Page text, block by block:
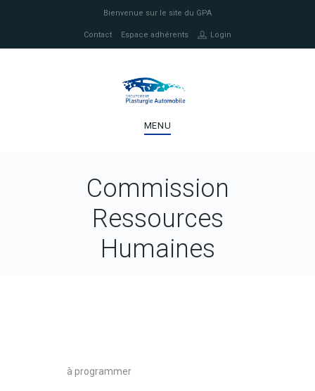
Bienvenue sur le site du GPA
Contact Espace adhérents Login
MENU
Commission
Ressources
Humaines
à programmer